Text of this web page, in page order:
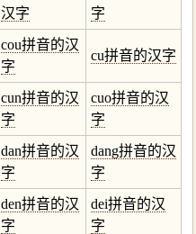
汉字
字
cou拼音的汉
字
cu拼音的汉字
cun拼音的汉
字
cuo拼音的汉
字
dan拼音的汉
字
dang拼音的汉
字
den拼音的汉
字
dei拼音的汉
字